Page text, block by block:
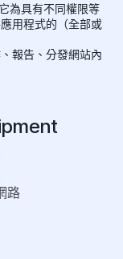
為具有不同權限等
用程式的（全部或
報告、分發網站內
路